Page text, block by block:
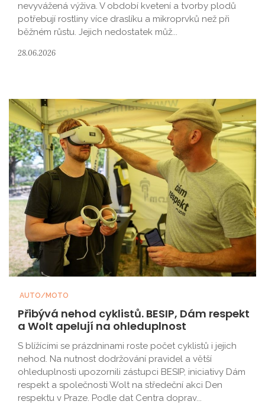
nevyvážená výživa. V období kvetení a tvorby plodů
potřebují rostliny více draslíku a mikroprvků než při
běžném růstu. Jejich nedostatek můž...
28.06.2026
AUTO/MOTO
Přibývá nehod cyklistů. BESIP, Dám respekt
a Wolt apelují na ohleduplnost
S blížícími se prázdninami roste počet cyklistů i jejich
nehod. Na nutnost dodržování pravidel a větší
ohleduplnosti upozornili zástupci BESIP, iniciativy Dám
respekt a společnosti Wolt na středeční akci Den
respektu v Praze. Podle dat Centra doprav...